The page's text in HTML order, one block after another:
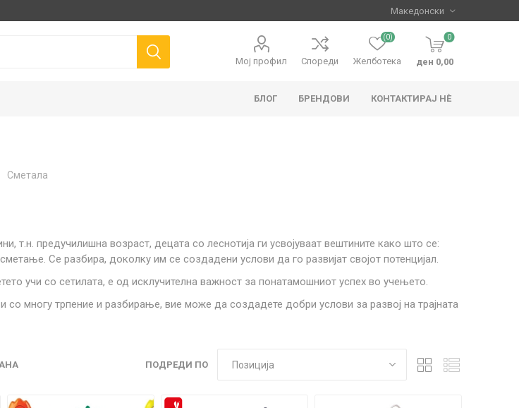
Мој профил Спореди Желботека
(0) 0
ден 0,00
БЛОГ БРЕНДОВИ КОНТАКТИРАЈ НЀ
Сметала
т.н. предучилишна возраст, децата со леснотија ги усвојуваат вештините како што се:
Се разбира, доколку им се создадени услови да го развијат својот потенцијал.
учи со сетилата, е од исклучителна важност за понатамошниот успех во учењето.
со многу трпение и разбирање, вие може да создадете добри услови за развој на трајната
ПОДРЕДИ ПО